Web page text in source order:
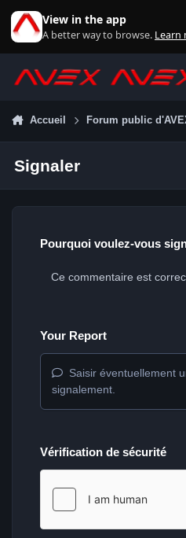
View in the app
A better way to browse. Learn
Accueil Forum public
Signaler
Pourquoi voulez-vous
Your Report
Saisir éventuellement
signalement.
Vérification de sécurité